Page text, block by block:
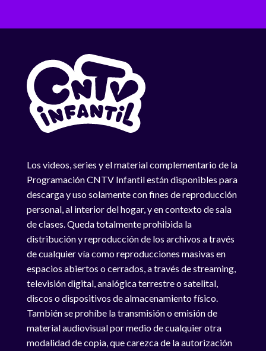
Los videos, series y el material complementario de la
Programación CNTV Infantil están disponibles para
descarga y uso solamente con fines de reproducción
personal, al interior del hogar, y en contexto de sala
de clases. Queda totalmente prohibida la
distribución y reproducción de los archivos a través
de cualquier vía como reproducciones masivas en
espacios abiertos o cerrados, a través de streaming,
televisión digital, analógica terrestre o satelital,
discos o dispositivos de almacenamiento físico.
También se prohíbe la transmisión o emisión de
material audiovisual por medio de cualquier otra
modalidad de copia, que carezca de la autorización